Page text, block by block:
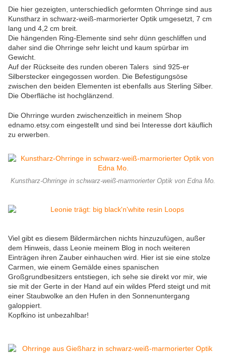
Die hier gezeigten, unterschiedlich geformten Ohrringe sind aus
Kunstharz in schwarz-weiß-marmorierter Optik umgesetzt, 7 cm
lang und 4,2 cm breit.
Die hängenden Ring-Elemente sind sehr dünn geschliffen und
daher sind die Ohrringe sehr leicht und kaum spürbar im
Gewicht.
Auf der Rückseite des runden oberen Talers sind 925-er
Silberstecker eingegossen worden. Die Befestigungsöse
zwischen den beiden Elementen ist ebenfalls aus Sterling Silber.
Die Oberfläche ist hochglänzend.
Die Ohrringe wurden zwischenzeitlich in meinem Shop
ednamo.etsy.com eingestellt und sind bei Interesse dort käuflich
zu erwerben.
Kunstharz-Ohrringe in schwarz-weiß-marmorierter Optik von Edna Mo.
Viel gibt es diesem Bildermärchen nichts hinzuzufügen, außer
dem Hinweis, dass Leonie meinem Blog in noch weiteren
Einträgen ihren Zauber einhauchen wird. Hier ist sie eine stolze
Carmen, wie einem Gemälde eines spanischen
Großgrundbesitzers entstiegen, ich sehe sie direkt vor mir, wie
sie mit der Gerte in der Hand auf ein wildes Pferd steigt und mit
einer Staubwolke an den Hufen in den Sonnenuntergang
galoppiert.
Kopfkino ist unbezahlbar!